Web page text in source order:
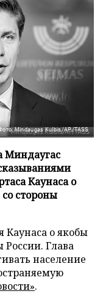
Mindaugas Kulbis/AP/TASS
Миндаугас
Каунаса о
стороны
Каунаса о якобы
России. Глава
население
.